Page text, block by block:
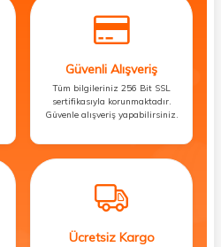
Güvenli Alışveriş
Tüm bilgileriniz 256 Bit SSL
sertifikasıyla korunmaktadır.
Güvenle alışveriş yapabilirsiniz.
Ücretsiz Kargo